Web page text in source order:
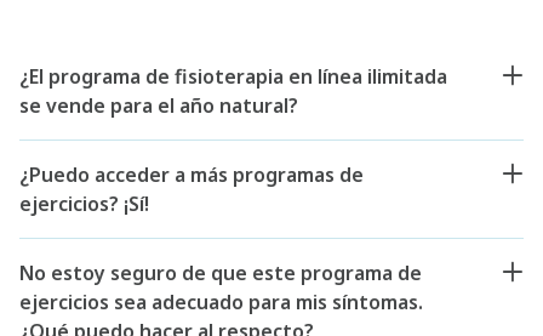
¿El programa de fisioterapia en línea ilimitada
se vende para el año natural?
¿Puedo acceder a más programas de
ejercicios? ¡Sí!
No estoy seguro de que este programa de
ejercicios sea adecuado para mis síntomas.